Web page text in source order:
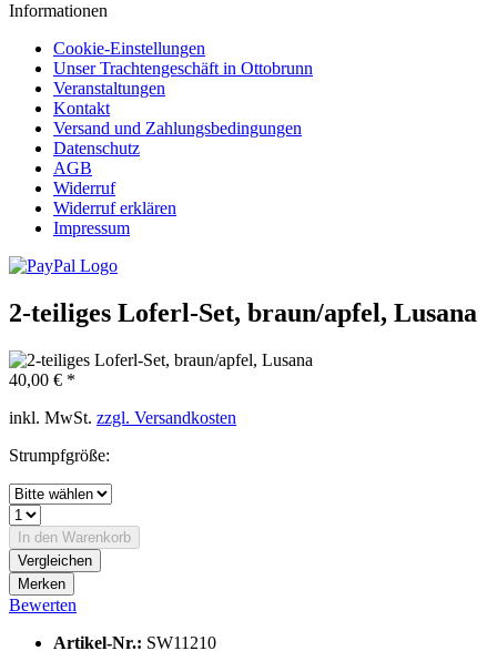
Informationen
Cookie-Einstellungen
Unser Trachtengeschäft in Ottobrunn
Veranstaltungen
Kontakt
Versand und Zahlungsbedingungen
Datenschutz
AGB
Widerruf
Widerruf erklären
Impressum
2-teiliges Loferl-Set, braun/apfel, Lusana
40,00 € *
inkl. MwSt. zzgl. Versandkosten
Strumpfgröße:
In den Warenkorb
Vergleichen
Merken
Bewerten
Artikel-Nr.: SW11210